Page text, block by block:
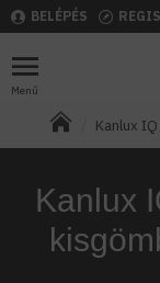
BELÉPÉS
Kanlux
Kanlux